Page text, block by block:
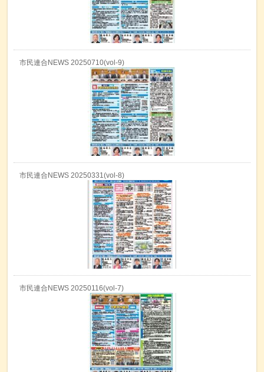
市民連合NEWS 20250710(vol-9)
市民連合NEWS 20250331(vol-8)
市民連合NEWS 20250116(vol-7)